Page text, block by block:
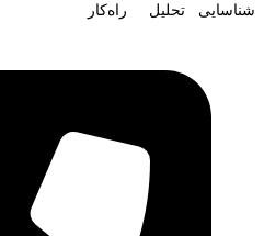
شناسایی تحلیل راه‌کار